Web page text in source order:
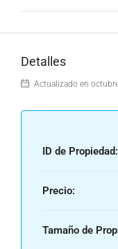
Detalles
Actualizado en
ID de Propiedad:
Precio:
Tamaño de